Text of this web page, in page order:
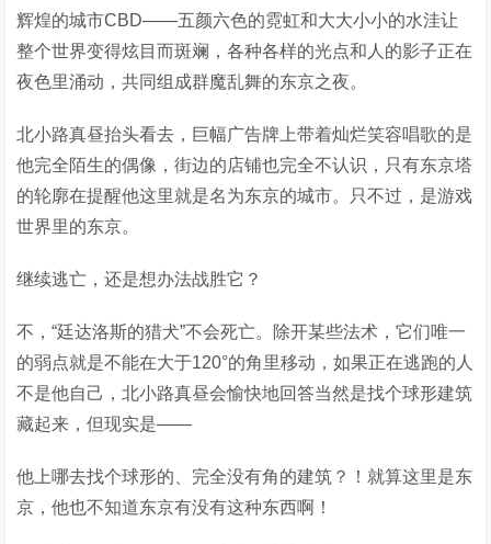
辉煌的城市CBD——五颜六色的霓虹和大大小小的水洼让
整个世界变得炫目而斑斓，各种各样的光点和人的影子正在
夜色里涌动，共同组成群魔乱舞的东京之夜。
北小路真昼抬头看去，巨幅广告牌上带着灿烂笑容唱歌的是
他完全陌生的偶像，街边的店铺也完全不认识，只有东京塔
的轮廓在提醒他这里就是名为东京的城市。只不过，是游戏
世界里的东京。
继续逃亡，还是想办法战胜它？
不，“廷达洛斯的猎犬”不会死亡。除开某些法术，它们唯一
的弱点就是不能在大于120°的角里移动，如果正在逃跑的人
不是他自己，北小路真昼会愉快地回答当然是找个球形建筑
藏起来，但现实是——
他上哪去找个球形的、完全没有角的建筑？！就算这里是东
京，他也不知道东京有没有这种东西啊！